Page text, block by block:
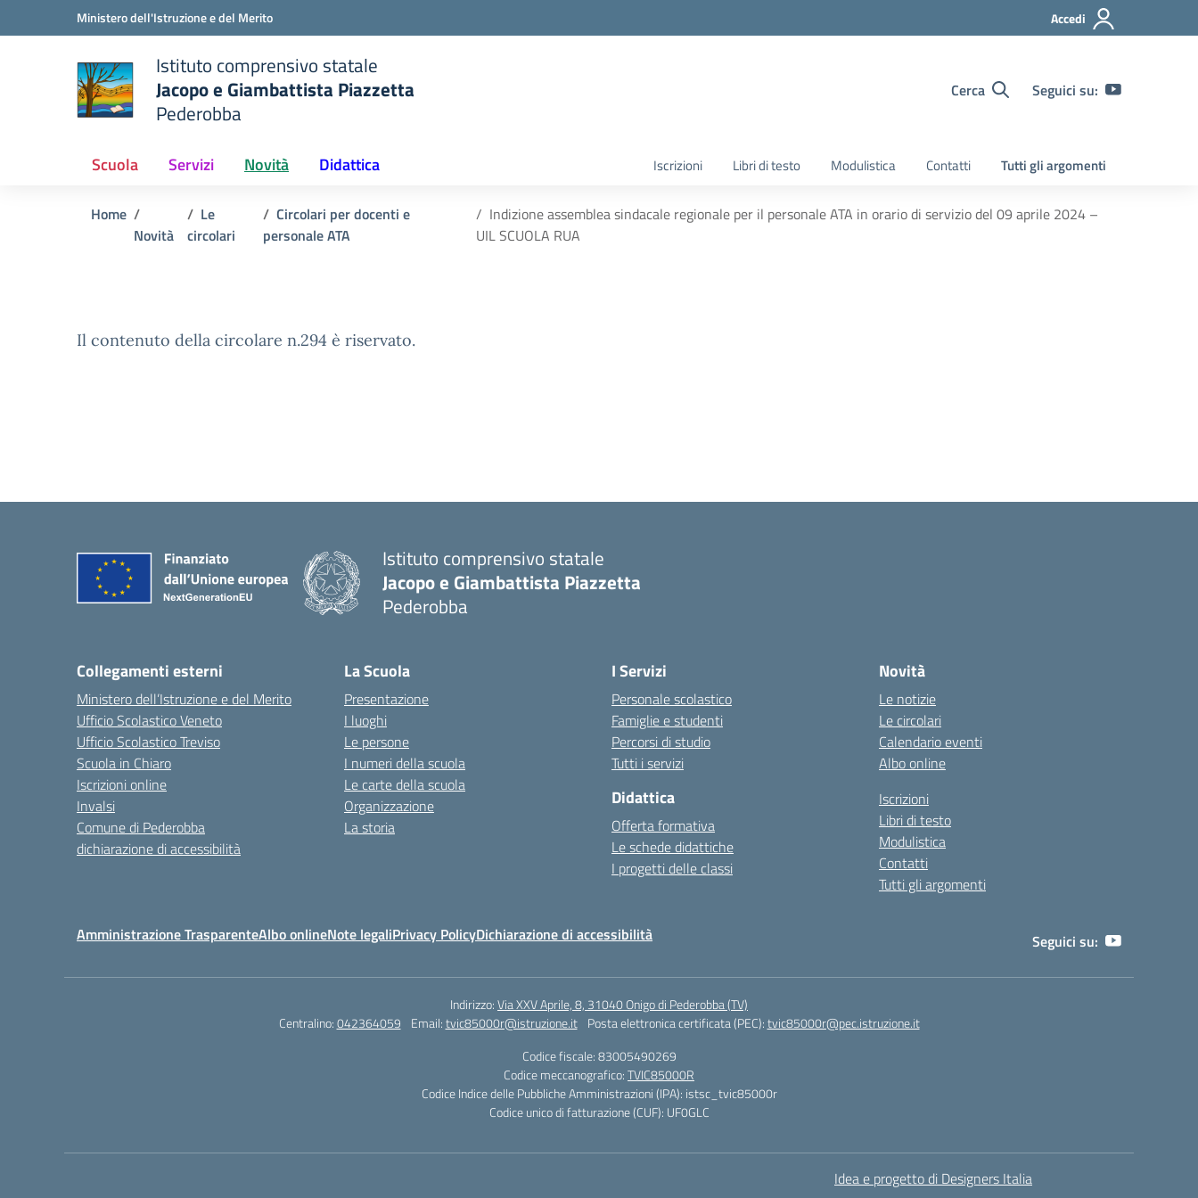
Vai ai contenuti
Vai al menu di navigazioneMinistero dell'Istruzione e del Merito Accedi
scuola
Istituto comprensivo statale
Jacopo e Giambattista Piazzetta
Pederobba
Cerca Seguici su:
Scuola Servizi Novità Didattica Iscrizioni Libri di testo Modulistica Contatti Tutti gli argomenti
Home
Novità
Le
circolari
Circolari per docenti e
personale ATA
Indizione assemblea sindacale regionale per il personale ATA in orario di servizio del 09 aprile 2024 –
UIL SCUOLA RUA
Il contenuto della circolare n.294 è riservato.
Istituto comprensivo statale
Jacopo e Giambattista Piazzetta
Pederobba
Collegamenti esterni
Ministero dell’Istruzione e del Merito
Ufficio Scolastico Veneto
Ufficio Scolastico Treviso
Scuola in Chiaro
Iscrizioni online
Invalsi
Comune di Pederobba
dichiarazione di accessibilità
La Scuola
Presentazione
I luoghi
Le persone
I numeri della scuola
Le carte della scuola
Organizzazione
La storia
I Servizi
Personale scolastico
Famiglie e studenti
Percorsi di studio
Tutti i servizi
Didattica
Offerta formativa
Le schede didattiche
I progetti delle classi
Novità
Le notizie
Le circolari
Calendario eventi
Albo online
Iscrizioni
Libri di testo
Modulistica
Contatti
Tutti gli argomenti
Amministrazione TrasparenteAlbo onlineNote legaliPrivacy PolicyDichiarazione di accessibilità Seguici su:
Indirizzo:Via XXV Aprile, 8, 31040 Onigo di Pederobba (TV)
Centralino:042364059 Email:tvic85000r@istruzione.it Posta elettronica certificata (PEC):tvic85000r@pec.istruzione.it
Codice fiscale: 83005490269
Codice meccanografico:TVIC85000R
Codice Indice delle Pubbliche Amministrazioni (IPA): istsc_tvic85000r
Codice unico di fatturazione (CUF): UF0GLC
Idea e progetto di Designers Italia